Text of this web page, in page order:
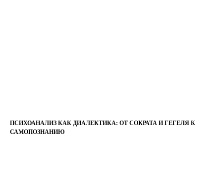
ПСИХОАНАЛИЗ КАК ДИАЛЕКТИКА: ОТ СОКРАТА И ГЕГЕЛЯ К
САМОПОЗНАНИЮ